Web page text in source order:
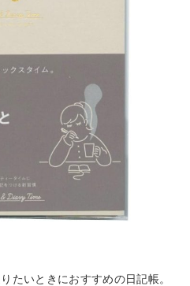
たいときにおすすめの日記帳。